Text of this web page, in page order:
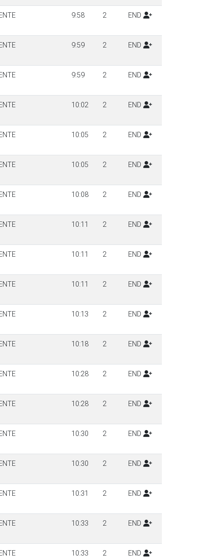
9:58 2 END
9:59 2 END
9:59 2 END
10:02 2 END
10:05 2 END
10:05 2 END
10:08 2 END
10:11 2 END
10:11 2 END
10:11 2 END
10:13 2 END
10:18 2 END
10:28 2 END
10:28 2 END
10:30 2 END
10:30 2 END
10:31 2 END
10:33 2 END
10:33 2 END